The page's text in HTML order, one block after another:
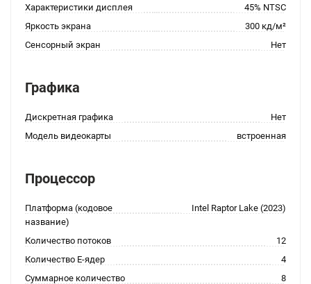
Характеристики дисплея
45% NTSC
Яркость экрана
300 кд/м²
Сенсорный экран
Нет
Графика
Дискретная графика
Нет
Модель видеокарты
встроенная
Процессор
Платформа (кодовое
название)
Intel Raptor Lake (2023)
Количество потоков
12
Количество E-ядер
4
Суммарное количество
8